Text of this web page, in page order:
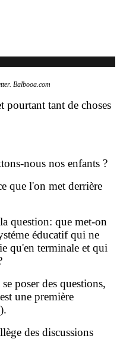
Balbooa.com
pourtant tant de choses
nous nos enfants ?
que l'on met derrière
question: que met-on
éducatif qui ne
qu'en terminale et qui
poser des questions,
une première
des discussions